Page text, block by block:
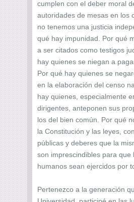
cumplen con el deber moral
autoridades de mesas en los
no tenemos una justicia
qué hay impunidad. Por qué
a ser citados como testigos
hay quienes se niegan a
Por qué hay quienes se
en la elaboración del censo
hay quienes, especialmente
dirigentes, anteponen sus
los del bien común. Por qué
la Constitución y las leyes,
públicas y deberes que la
son imprescindibles para que
humanos sean ejercidos por
Pertenezco a la generación